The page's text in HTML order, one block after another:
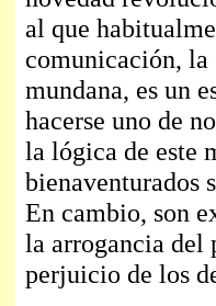
al que
comunicación,
mundana, es un
hacerse uno de
la lógica de este
bienaventurados
En cambio, son
la arrogancia del
perjuicio de los